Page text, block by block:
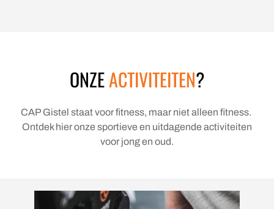
ONZEACTIVITEITEN?
CAP Gistel staat voor fitness, maar niet alleen fitness.
Ontdek hier onze sportieve en uitdagende activiteiten
voor jong en oud.